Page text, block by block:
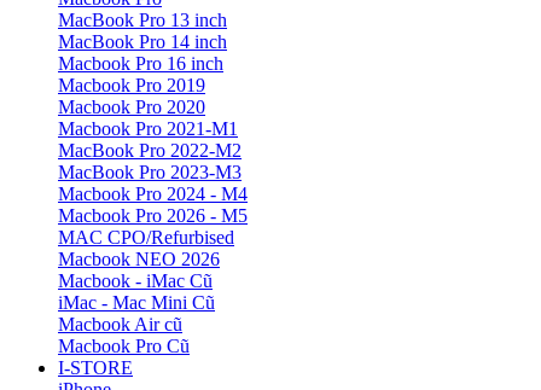
MacBook Pro 13 inch
MacBook Pro 14 inch
Macbook Pro 16 inch
Macbook Pro 2019
Macbook Pro 2020
Macbook Pro 2021-M1
MacBook Pro 2022-M2
MacBook Pro 2023-M3
Macbook Pro 2024 - M4
Macbook Pro 2026 - M5
MAC CPO/Refurbised
Macbook NEO 2026
Macbook - iMac Cũ
iMac - Mac Mini Cũ
Macbook Air cũ
Macbook Pro Cũ
I-STORE